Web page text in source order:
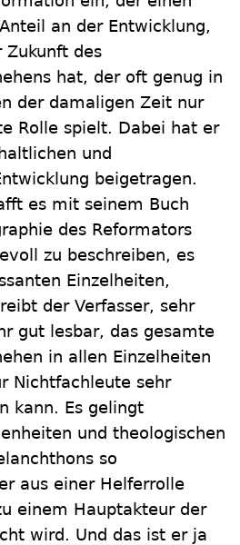
an der Entwicklung,
Zukunft des
hat, der oft genug in
der damaligen Zeit nur
Rolle spielt. Dabei hat er
und
beigetragen.
es mit seinem Buch
des Reformators
zu beschreiben, es
Einzelheiten,
der Verfasser, sehr
gut lesbar, das gesamte
in allen Einzelheiten
Nichtfachleute sehr
kann. Es gelingt
und theologischen
so
aus einer Helferrolle
einem Hauptakteur der
wird. Und das ist er ja